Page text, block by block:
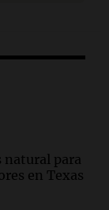
natural para
en Texas